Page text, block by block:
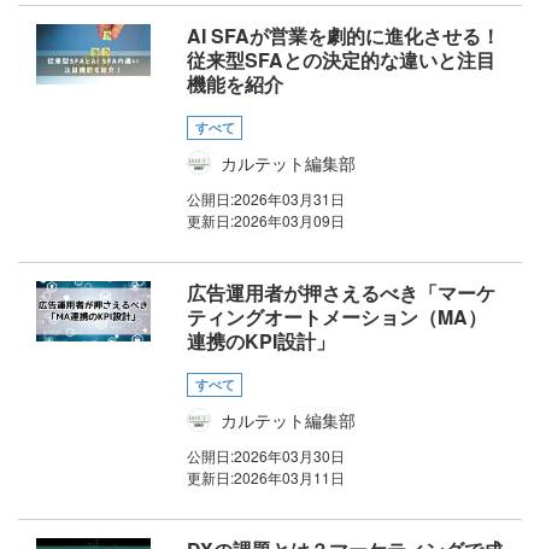
AI SFAが営業を劇的に進化させる！
従来型SFAとの決定的な違いと注目
機能を紹介
すべて
カルテット編集部
公開日:2026年03月31日
更新日:2026年03月09日
広告運用者が押さえるべき「マーケ
ティングオートメーション（MA）
連携のKPI設計」
すべて
カルテット編集部
公開日:2026年03月30日
更新日:2026年03月11日